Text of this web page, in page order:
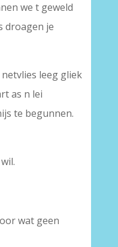
we t geweld
droagen je
leeg gliek
as n lei
te begunnen.
wat geen